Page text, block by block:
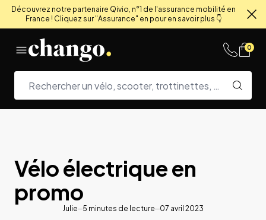
Découvrez notre partenaire Qivio, n°1 de l'assurance mobilité en
France ! Cliquez sur "Assurance" en pour en savoir plus 👇
0
Vélo électrique en
promo
Julie 5 minutes de lecture 07 avril 2023